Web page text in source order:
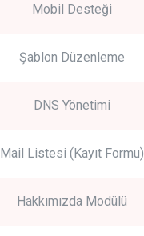
Mobil Desteği
Şablon Düzenleme
DNS Yönetimi
Mail Listesi (Kayıt Formu)
Hakkımızda Modülü